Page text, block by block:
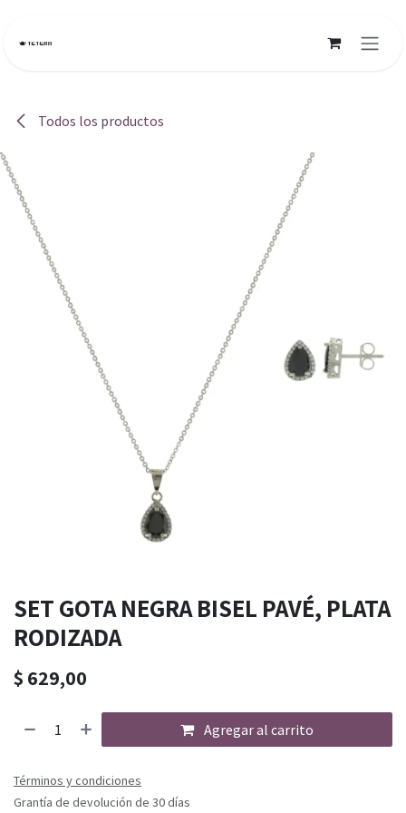
Todos los productos
SET GOTA NEGRA BISEL PAVÉ, PLATA
RODIZADA
$ 629,00
Agregar al carrito
Términos y condiciones
Grantía de devolución de 30 días